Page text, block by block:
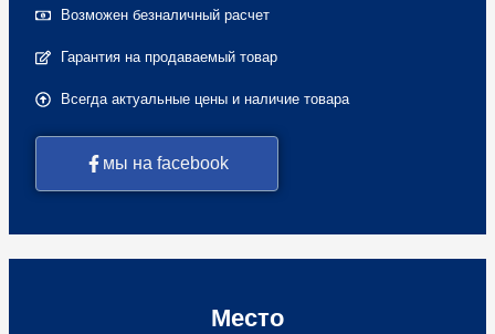
Возможен безналичный расчет
Гарантия на продаваемый товар
Всегда актуальные цены и наличие товара
мы на facebook
Место